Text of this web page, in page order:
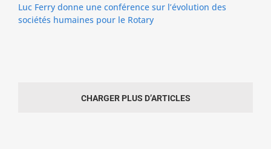
Luc Ferry donne une conférence sur l’évolution des
sociétés humaines pour le Rotary
CHARGER PLUS D’ARTICLES